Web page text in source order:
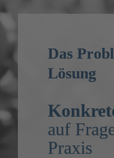
Das
Lösung
auf
Praxis